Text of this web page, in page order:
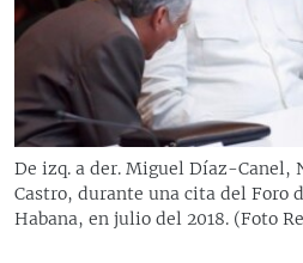
RADIO MARTÍ
ESPECIALES
ESPECIALES
LA REALIDAD DE LA VIVIENDA
SER VIEJO EN CUBA
MULTIMEDIA
EDITORIALES
SÍGUENOS
De izq. a der. Miguel Díaz-Canel,
Castro, durante una cita del Foro
Habana, en julio del 2018. (Foto